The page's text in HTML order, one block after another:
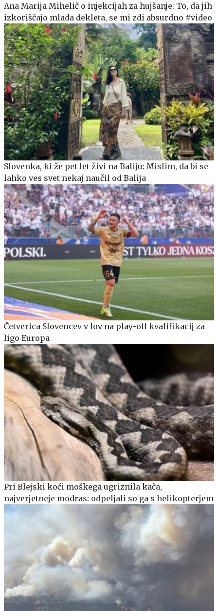
Ana Marija Mihelič o injekcijah za hujšanje: To, da jih
izkoriščajo mlada dekleta, se mi zdi absurdno #video
Slovenka, ki že pet let živi na Baliju: Mislim, da bi se
lahko ves svet nekaj naučil od Balija
Četverica Slovencev v lov na play-off kvalifikacij za
ligo Europa
Pri Blejski koči moškega ugriznila kača,
najverjetneje modras: odpeljali so ga s helikopterjem